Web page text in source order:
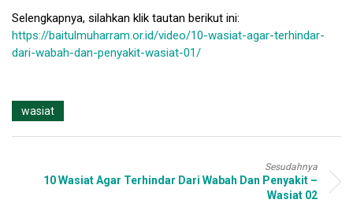
Selengkapnya, silahkan klik tautan berikut ini:
https://baitulmuharram.or.id/video/10-wasiat-agar-terhindar-
dari-wabah-dan-penyakit-wasiat-01/
wasiat
Sesudahnya
10 Wasiat Agar Terhindar Dari Wabah Dan Penyakit –
Wasiat 02